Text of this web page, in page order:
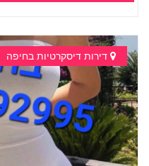
דירות דיסקרטיות בחיפה